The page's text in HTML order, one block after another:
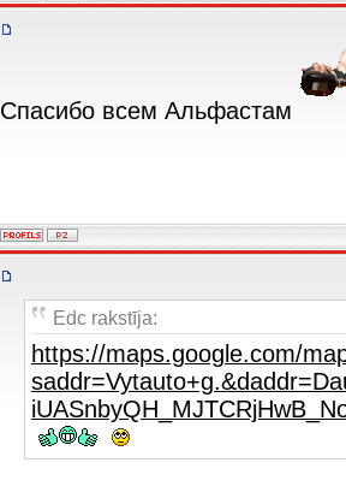
Спасибо всем Альфастам
Edc rakstīja:
https://maps.google.com/